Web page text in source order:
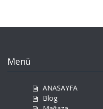
Menü
ANASAYFA
Blog